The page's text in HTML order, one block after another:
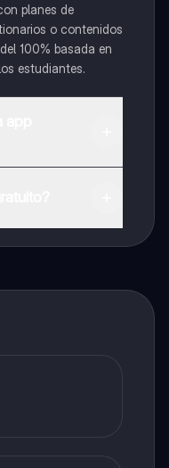
planes de
o contenidos
100% basada en
estudiantes.